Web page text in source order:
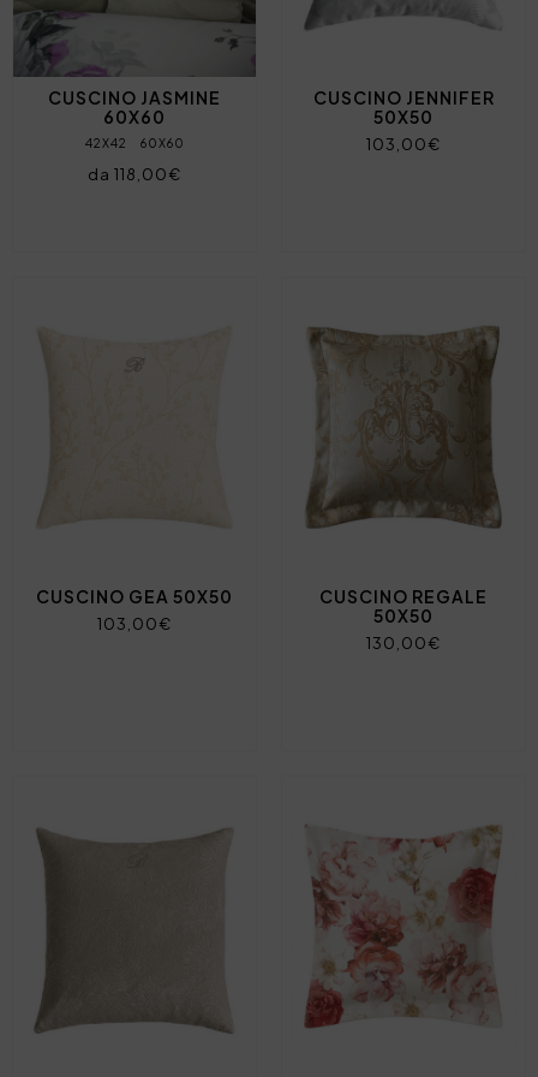
CUSCINO JASMINE
60X60
42X42 60X60
da 118,00€
CUSCINO JENNIFER
50X50
103,00€
CUSCINO GEA 50X50
103,00€
CUSCINO REGALE
50X50
130,00€